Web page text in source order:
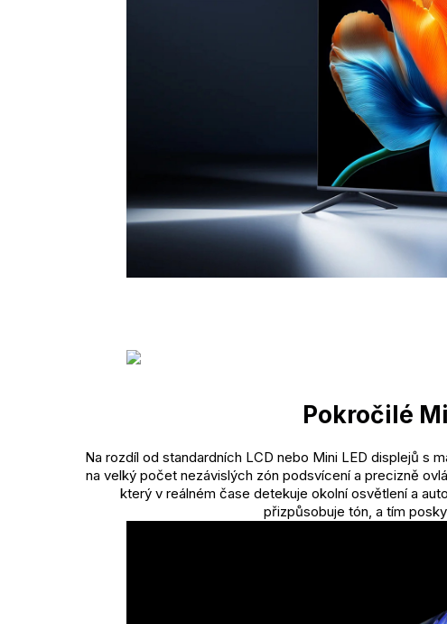
Pokročilé
Na rozdíl od standardních LCD nebo Mini LED displejů s
na velký počet nezávislých zón podsvícení a precizně
který v reálném čase detekuje okolní osvětlení a
přizpůsobuje tón, a tím